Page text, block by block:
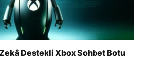
Destekli Xbox Sohbet Botu